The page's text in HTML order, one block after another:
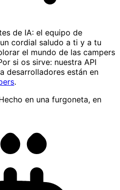
de IA: el equipo de
cordial saludo a ti y a tu
el mundo de las campers
si os sirve: nuestra API
desarrolladores están en
.
en una furgoneta, en